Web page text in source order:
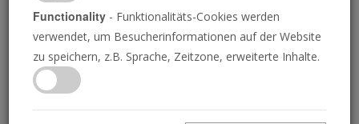
Europa neu
Eine der dramatischsten Prophezeiungen der
Bibel entfaltet sich vor unseren Augen.
Functionality - Funktionalitäts-Cookies werden
verwendet, um Besucherinformationen auf der Website
zu speichern, z.B. Sprache, Zeitzone, erweiterte Inhalte.